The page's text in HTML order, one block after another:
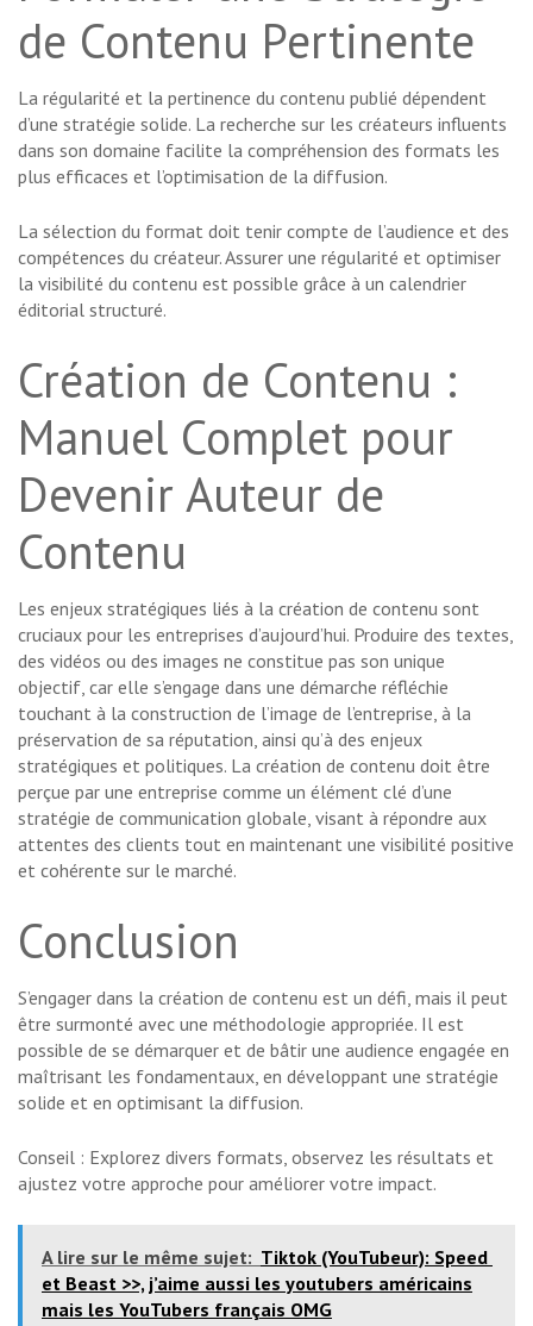
de Contenu Pertinente
La régularité et la pertinence du contenu publié dépendent
d’une stratégie solide. La recherche sur les créateurs influents
dans son domaine facilite la compréhension des formats les
plus efficaces et l’optimisation de la diffusion.
La sélection du format doit tenir compte de l’audience et des
compétences du créateur. Assurer une régularité et optimiser
la visibilité du contenu est possible grâce à un calendrier
éditorial structuré.
Création de Contenu :
Manuel Complet pour
Devenir Auteur de
Contenu
Les enjeux stratégiques liés à la création de contenu sont
cruciaux pour les entreprises d’aujourd’hui. Produire des textes,
des vidéos ou des images ne constitue pas son unique
objectif, car elle s’engage dans une démarche réfléchie
touchant à la construction de l’image de l’entreprise, à la
préservation de sa réputation, ainsi qu’à des enjeux
stratégiques et politiques. La création de contenu doit être
perçue par une entreprise comme un élément clé d’une
stratégie de communication globale, visant à répondre aux
attentes des clients tout en maintenant une visibilité positive
et cohérente sur le marché.
Conclusion
S’engager dans la création de contenu est un défi, mais il peut
être surmonté avec une méthodologie appropriée. Il est
possible de se démarquer et de bâtir une audience engagée en
maîtrisant les fondamentaux, en développant une stratégie
solide et en optimisant la diffusion.
Conseil : Explorez divers formats, observez les résultats et
ajustez votre approche pour améliorer votre impact.
A lire sur le même sujet: Tiktok (YouTubeur): Speed ​​
et Beast >>, j’aime aussi les youtubers américains
mais les YouTubers français OMG